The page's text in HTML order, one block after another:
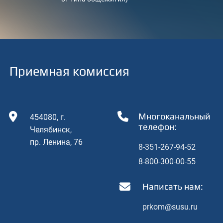
Приемная комиссия
454080, г.
Челябинcк,
пр. Ленина, 76
Многоканальный
телефон:
8-351-267-94-52
8-800-300-00-55
Написать нам:
prkom@susu.ru